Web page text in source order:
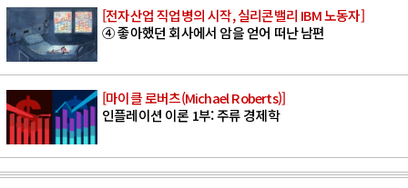
[전자산업 직업병의 시작, 실리콘밸리 IBM 노동자]
④ 좋아했던 회사에서 암을 얻어 떠난 남편
[마이클 로버츠(Michael Roberts)]
인플레이션 이론 1부: 주류 경제학